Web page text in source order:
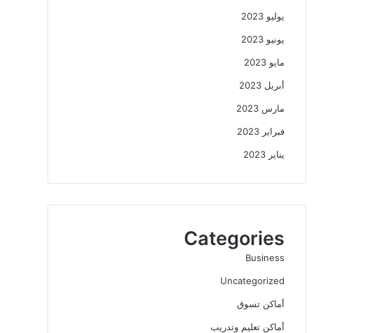
يوليو 2023
يونيو 2023
مايو 2023
أبريل 2023
مارس 2023
فبراير 2023
يناير 2023
Categories
Business
Uncategorized
أماكن تسوق
أماكن تعليم وتدريب